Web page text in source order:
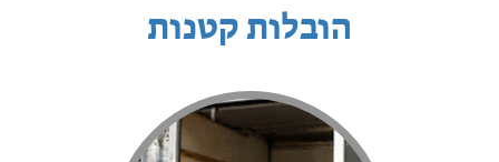
הובלות קטנות